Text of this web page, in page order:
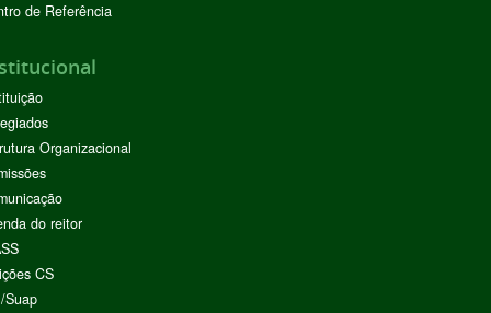
de Referência
Organizacional
do reitor
CS
Suap